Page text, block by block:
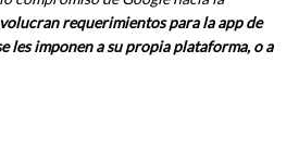
requerimientos para la app de
les imponen a su propia plataforma, o a